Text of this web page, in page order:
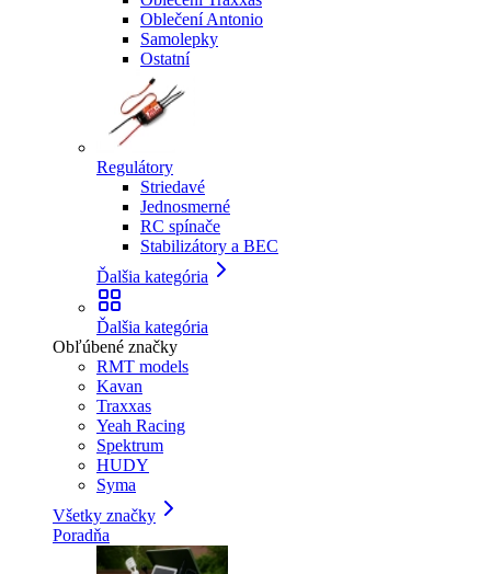
Oblečení Antonio
Samolepky
Ostatní
Regulátory
Striedavé
Jednosmerné
RC spínače
Stabilizátory a BEC
Ďalšia kategória
Ďalšia kategória
Obľúbené značky
RMT models
Kavan
Traxxas
Yeah Racing
Spektrum
HUDY
Syma
Všetky značky
Poradňa